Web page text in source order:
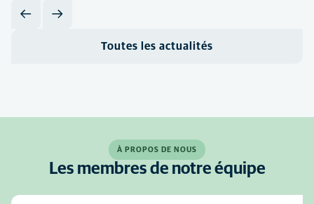
Toutes les actualités
À PROPOS DE NOUS
Les membres de notre équipe